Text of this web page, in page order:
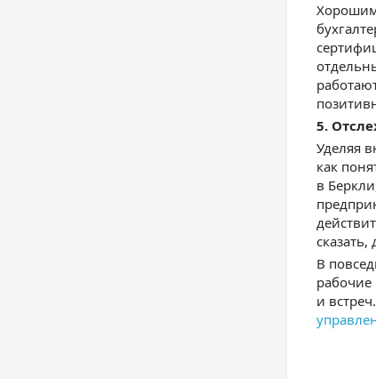
Хорошим
5.
Уделяя
как
в
В
и